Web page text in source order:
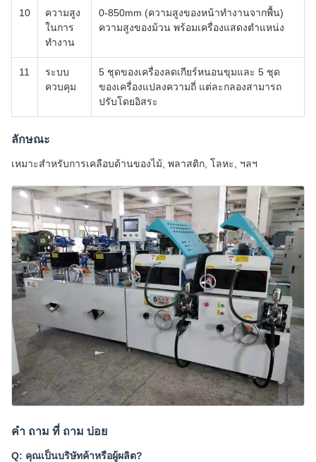
10
ความสูง
ในการ
ทํางาน
0-850mm (ความสูงของหน้าทํางานจากพื้น)
ความสูงของม้วน พร้อมเครื่องแสดงตําแหน่ง
11
ระบบ
ควบคุม
5 ชุดของเครื่องลดเกียร์หนอนขุมและ 5 ชุด
ของเครื่องแปลงความถี่ แต่ละกลองสามารถ
ปรับโดยอิสระ
ลักษณะ
เหมาะสําหรับการเคลือบด้านของไม้, พลาสติก, โลหะ, ฯลฯ
คํา ถาม ที่ ถาม บ่อย
Q: คุณเป็นบริษัทค้าหรือผู้ผลิต?